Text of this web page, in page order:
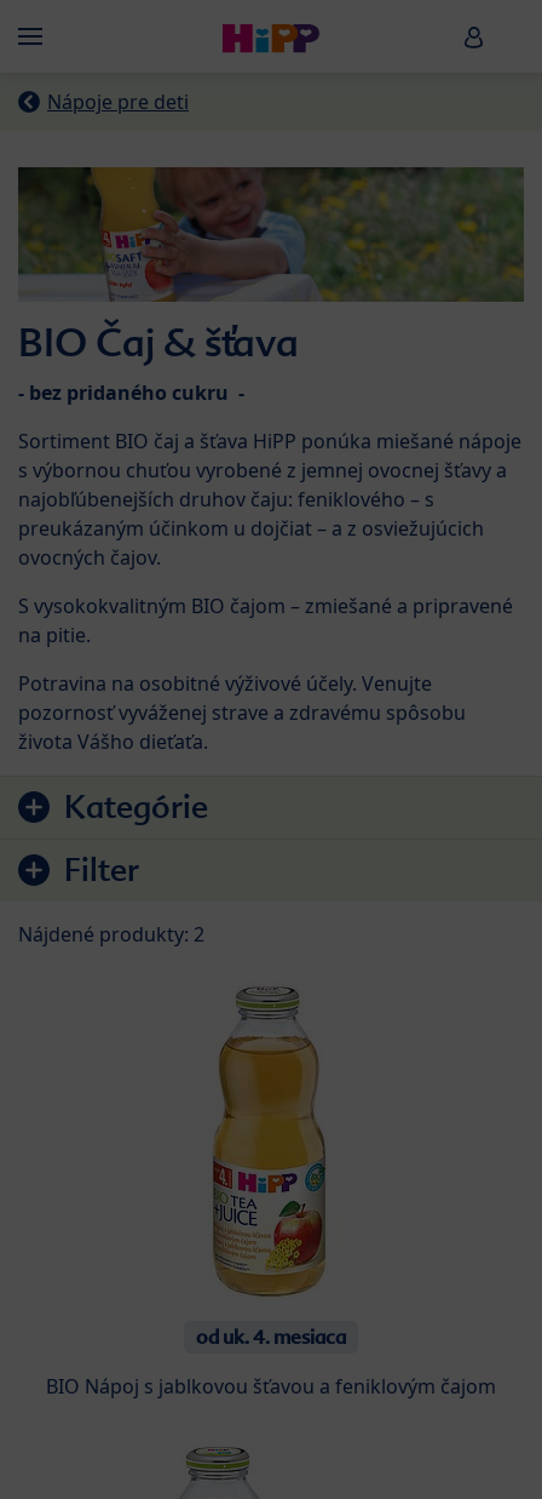
Menü HiPP
Nápoje pre deti
Preskočiť na zoznam produktov
Kategórie
Filter
BIO Čaj & šťava
- bez pridaného cukru -
Sortiment BIO čaj a šťava HiPP ponúka miešané nápoje
s výbornou chuťou vyrobené z jemnej ovocnej šťavy a
najobľúbenejších druhov čaju: feniklového – s
preukázaným účinkom u dojčiat – a z osviežujúcich
ovocných čajov.
S vysokokvalitným BIO čajom – zmiešané a pripravené
na pitie.
Potravina na osobitné výživové účely. Venujte
pozornosť vyváženej strave a zdravému spôsobu
života Vášho dieťaťa.
Nájdené produkty: 2
od uk. 4. mesiaca
BIO Nápoj s jablkovou šťavou a feniklovým čajom